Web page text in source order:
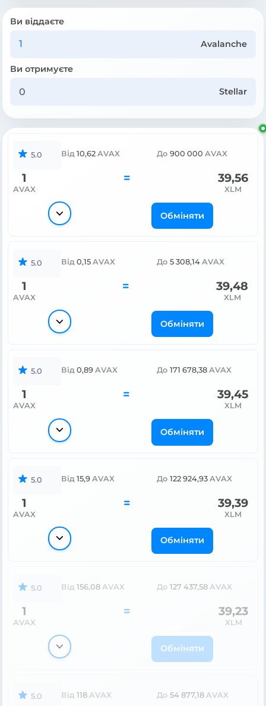
Ви віддаєте
Avalanche
Ви отримуєте
Stellar
5.0 Від 10,62 AVAX До 900 000 AVAX
1
AVAX
= 39,56
XLM
Обміняти
5.0 Від 0,15 AVAX До 5 308,14 AVAX
1
AVAX
= 39,48
XLM
Обміняти
5.0 Від 0,89 AVAX До 171 678,38 AVAX
1
AVAX
= 39,45
XLM
Обміняти
5.0 Від 15,9 AVAX До 122 924,93 AVAX
1
AVAX
= 39,39
XLM
Обміняти
5.0 Від 156,08 AVAX До 127 437,58 AVAX
1
AVAX
= 39,23
XLM
Обміняти
5.0 Від 118 AVAX До 54 877,18 AVAX